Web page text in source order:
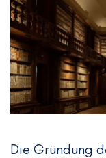
Die Gründung